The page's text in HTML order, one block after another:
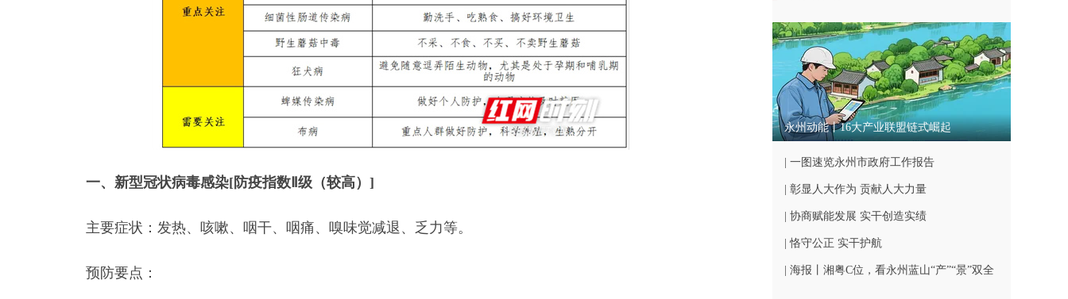
一、新型冠状病毒感染[防疫指数Ⅱ级（较高）]
主要症状：发热、咳嗽、咽干、咽痛、嗅味觉减退、乏力等。
预防要点：
永州动能丨16大产业联盟链式崛起
| 一图速览永州市政府工作报告
| 彰显人大作为 贡献人大力量
| 协商赋能发展 实干创造实绩
| 恪守公正 实干护航
| 海报丨湘粤C位，看永州蓝山“产”“景”双全